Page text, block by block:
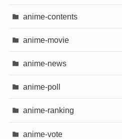
anime-contents
anime-movie
anime-news
anime-poll
anime-ranking
anime-vote